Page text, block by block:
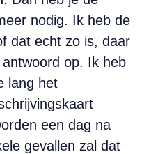
nodig. Ik heb de
dat echt zo is, daar
op. Ik heb
lang het
een dag na
gevallen zal dat